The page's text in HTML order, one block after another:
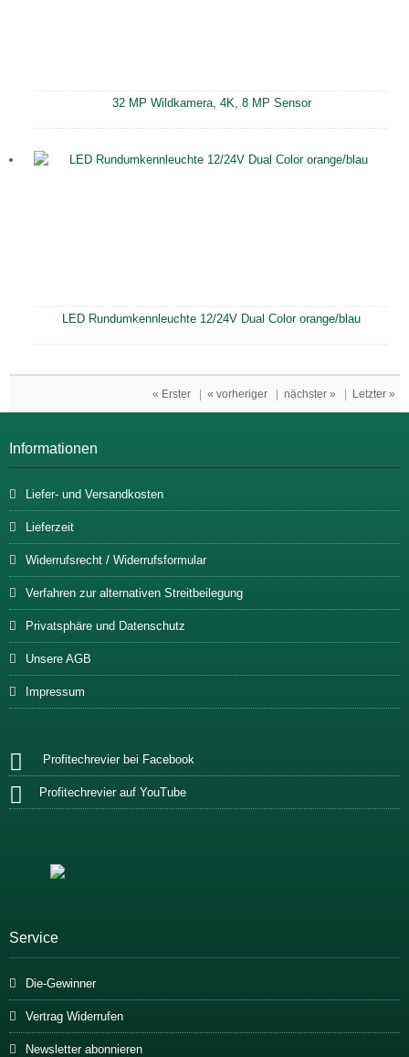
32 MP Wildkamera, 4K, 8 MP Sensor
LED Rundumkennleuchte 12/24V Dual Color orange/blau
« Erster | « vorheriger | nächster » | Letzter »
Informationen
Liefer- und Versandkosten
Lieferzeit
Widerrufsrecht / Widerrufsformular
Verfahren zur alternativen Streitbeilegung
Privatsphäre und Datenschutz
Unsere AGB
Impressum
Profitechrevier bei Facebook
Profitechrevier auf YouTube
Service
Die-Gewinner
Vertrag Widerrufen
Newsletter abonnieren